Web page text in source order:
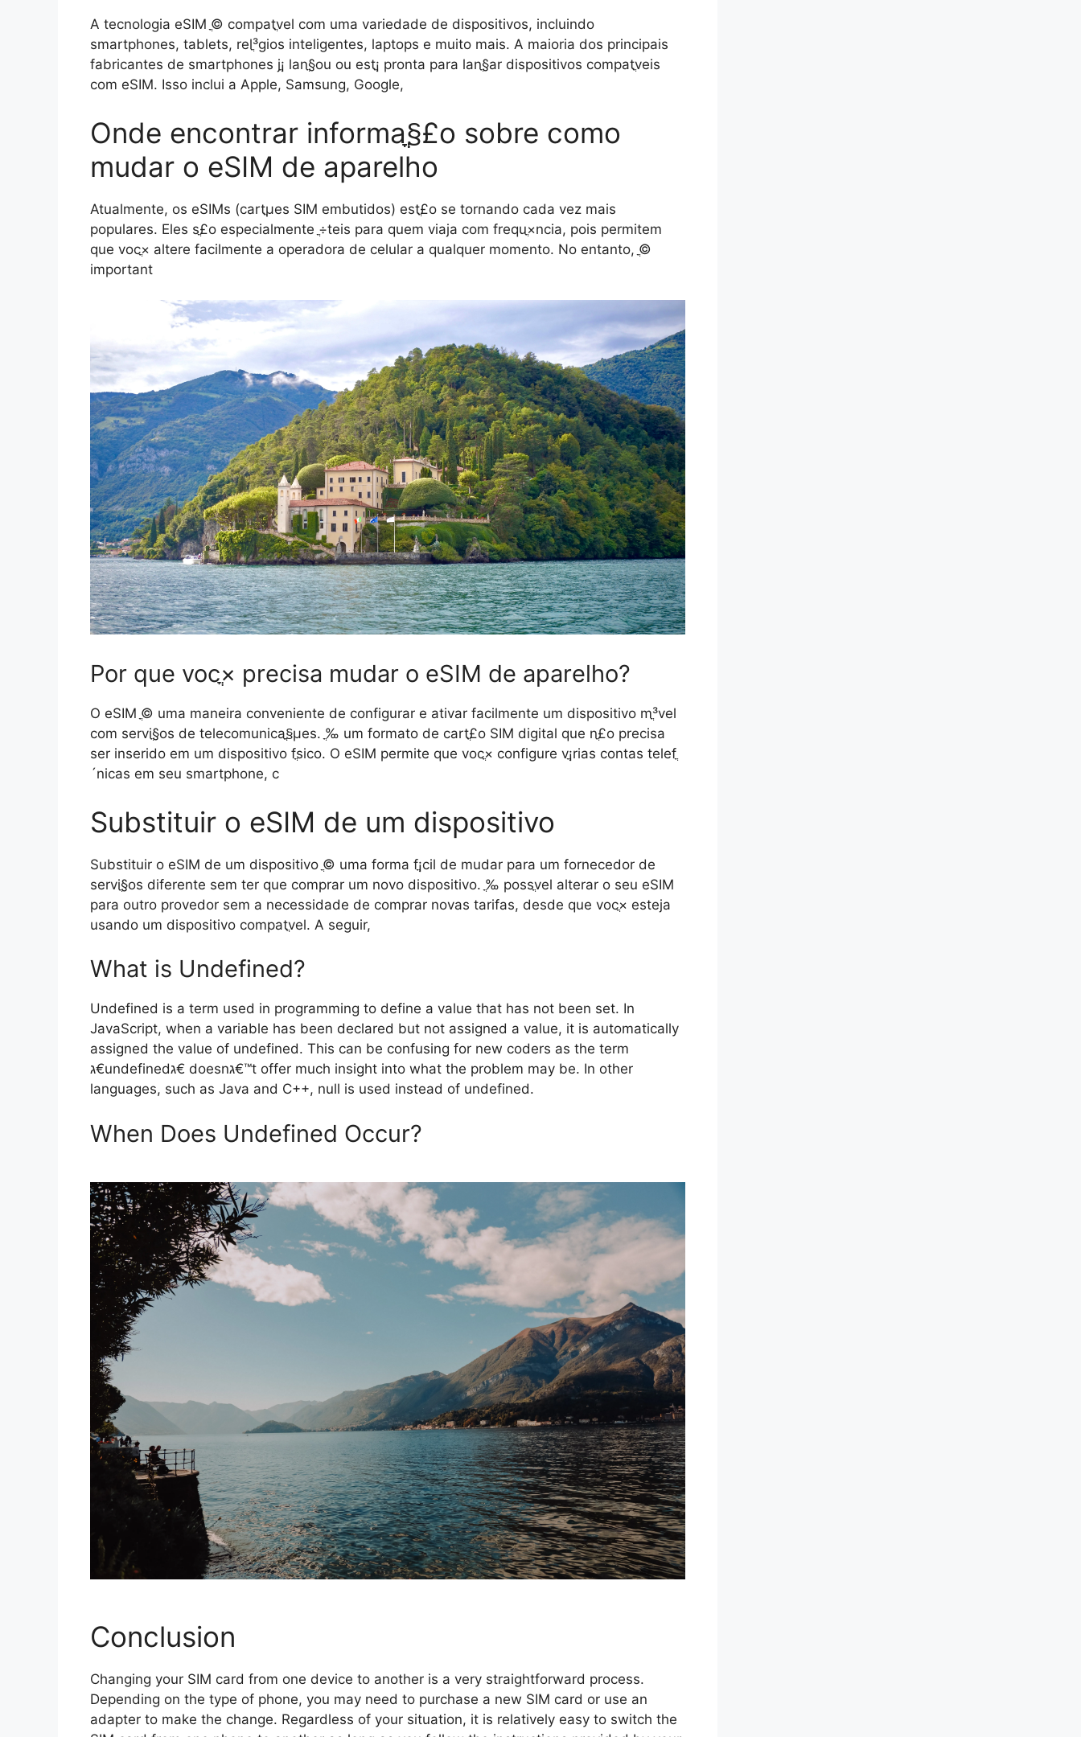
A tecnologia eSIM ֳ© compatֳ­vel com uma variedade de dispositivos, incluindo
smartphones, tablets, relֳ³gios inteligentes, laptops e muito mais. A maioria dos principais
fabricantes de smartphones jֳ¡ lanֳ§ou ou estֳ¡ pronta para lanֳ§ar dispositivos compatֳ­veis
com eSIM. Isso inclui a Apple, Samsung, Google,
Onde encontrar informaֳ§ֳ£o sobre como
mudar o eSIM de aparelho
Atualmente, os eSIMs (cartֳµes SIM embutidos) estֳ£o se tornando cada vez mais
populares. Eles sֳ£o especialmente ֳ÷teis para quem viaja com frequֳ×ncia, pois permitem
que vocֳ× altere facilmente a operadora de celular a qualquer momento. No entanto, ֳ©
important
Por que vocֳ× precisa mudar o eSIM de aparelho?
O eSIM ֳ© uma maneira conveniente de configurar e ativar facilmente um dispositivo mֳ³vel
com serviֳ§os de telecomunicaֳ§ֳµes. ֳ‰ um formato de cartֳ£o SIM digital que nֳ£o precisa
ser inserido em um dispositivo fֳ­sico. O eSIM permite que vocֳ× configure vֳ¡rias contas telefֳ
´nicas em seu smartphone, c
Substituir o eSIM de um dispositivo
Substituir o eSIM de um dispositivo ֳ© uma forma fֳ¡cil de mudar para um fornecedor de
serviֳ§os diferente sem ter que comprar um novo dispositivo. ֳ‰ possֳ­vel alterar o seu eSIM
para outro provedor sem a necessidade de comprar novas tarifas, desde que vocֳ× esteja
usando um dispositivo compatֳ­vel. A seguir,
What is Undefined?
Undefined is a term used in programming to define a value that has not been set. In
JavaScript, when a variable has been declared but not assigned a value, it is automatically
assigned the value of undefined. This can be confusing for new coders as the term
ג€undefinedג€ doesnג€™t offer much insight into what the problem may be. In other
languages, such as Java and C++, null is used instead of undefined.
When Does Undefined Occur?
Conclusion
Changing your SIM card from one device to another is a very straightforward process.
Depending on the type of phone, you may need to purchase a new SIM card or use an
adapter to make the change. Regardless of your situation, it is relatively easy to switch the